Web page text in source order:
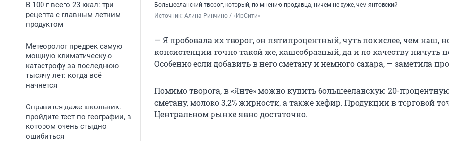
В 100 г всего 23 ккал: три
рецепта с главным летним
продуктом
Метеоролог предрек самую
мощную климатическую
катастрофу за последнюю
тысячу лет: когда всё
начнется
Справится даже школьник:
пройдите тест по географии, в
котором очень стыдно
ошибиться
Большееланский творог, который, по мнению продавца, ничем не хуже, чем янтовский
Источник: Алина Ринчино / «ИрСити»
— Я пробовала их творог, он пятипроцентный, чуть покислее, чем наш,
консистенции точно такой же, кашеобразный, да и по качеству ничуть
Особенно если добавить в него сметану и немного сахара, — заметила
Помимо творога, в «Янте» можно купить большееланскую 20-процентную
сметану, молоко 3,2% жирности, а также кефир. Продукции в торговой
Центральном рынке явно достаточно.